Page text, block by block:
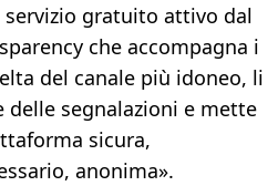
gratuito attivo dal
che accompagna i
del canale più idoneo, li
delle segnalazioni e mette
sicura,
anonima».